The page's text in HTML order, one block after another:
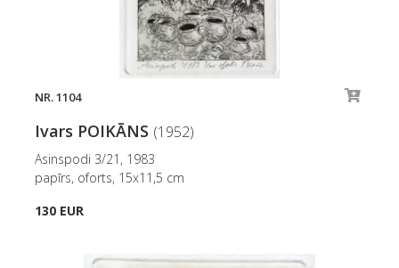
NR. 1104
Ivars POIKĀNS (1952)
Asinspodi 3/21, 1983
papīrs, oforts, 15x11,5 cm
130 EUR